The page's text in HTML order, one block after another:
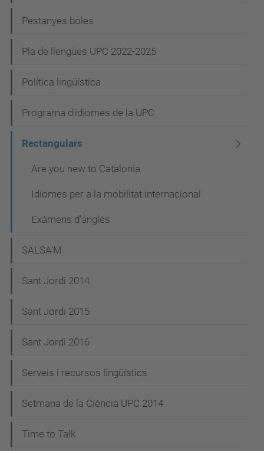
Pestanyes boles
Pla de llengües UPC 2022-2025
Política lingüística
Programa d'idiomes de la UPC
Rectangulars
Are you new to Catalonia
Idiomes per a la mobilitat internacional
Exàmens d'anglès
SALSA'M
Sant Jordi 2014
Sant Jordi 2015
Sant Jordi 2016
Serveis i recursos lingüístics
Setmana de la Ciència UPC 2014
Time to Talk